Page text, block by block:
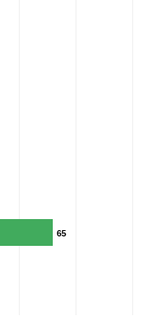
65